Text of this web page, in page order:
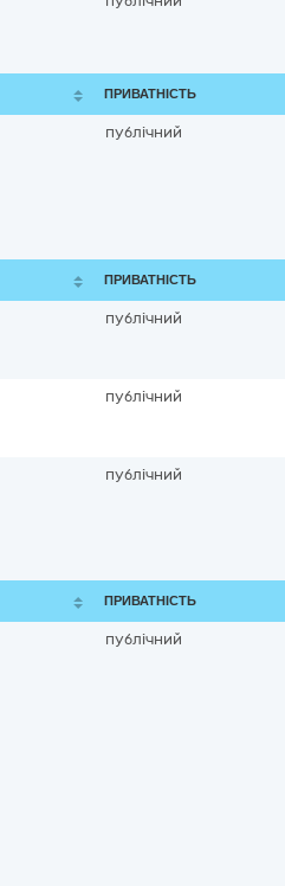
ПРИВАТНІСТЬ
публічний
ПРИВАТНІСТЬ
публічний
публічний
публічний
ПРИВАТНІСТЬ
публічний